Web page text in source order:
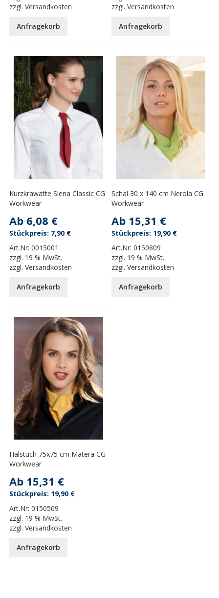
zzgl.Versandkosten
Anfragekorb
zzgl.Versandkosten
Anfragekorb
Kurzkrawatte Siena Classic CG
Workwear
Ab 6,08 €
Art.Nr:0015001
zzgl. 19 % MwSt.
zzgl.Versandkosten
7,90 €
Anfragekorb
Schal 30 x 140 cm Nerola CG
Workwear
Ab 15,31 €
Art.Nr:0150809
zzgl. 19 % MwSt.
zzgl.Versandkosten
19,90 €
Anfragekorb
Halstuch 75x75 cm Matera CG
Workwear
Ab 15,31 €
Art.Nr:0150509
zzgl. 19 % MwSt.
zzgl.Versandkosten
19,90 €
Anfragekorb